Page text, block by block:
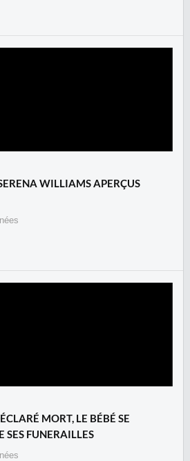
WILLIAMS APERÇUS
MORT, LE BÉBÉ SE
SES FUNERAILLES